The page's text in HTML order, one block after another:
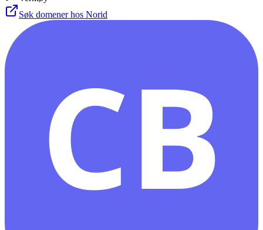
Søk domener hos Norid
CB